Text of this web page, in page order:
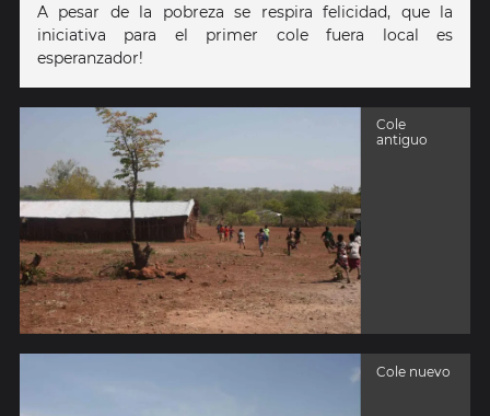
A pesar de la pobreza se respira felicidad, que la
iniciativa para el primer cole fuera local es
esperanzador!
Cole
antiguo
Cole nuevo